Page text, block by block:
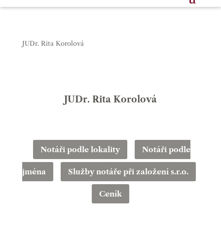
JUDr. Rita Korolová
JUDr. Rita Korolová
Notáři podle lokality Notáři podle
jména Služby notáře při založení s.r.o.
Ceník